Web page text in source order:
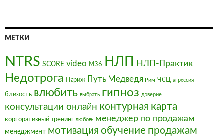
МЕТКИ
NTRS SCORE video М36 НЛП НЛП-Практик
Недотрога Париж Путь Медведя Рим ЧСЦ агрессия
близость влюбить выбрать гипноз доверие
консультации онлайн контурная карта
корпоративный тренинг любовь менеджер по продажам
менеджмент мотивация обучение продажам